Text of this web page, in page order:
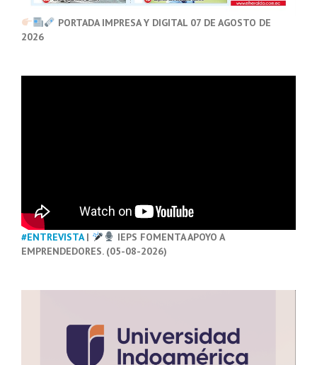
PORTADA IMPRESA Y DIGITAL 07 DE AGOSTO DE
2026
#ENTREVISTA|
IEPS FOMENTA APOYO A
EMPRENDEDORES. (05-08-2026)